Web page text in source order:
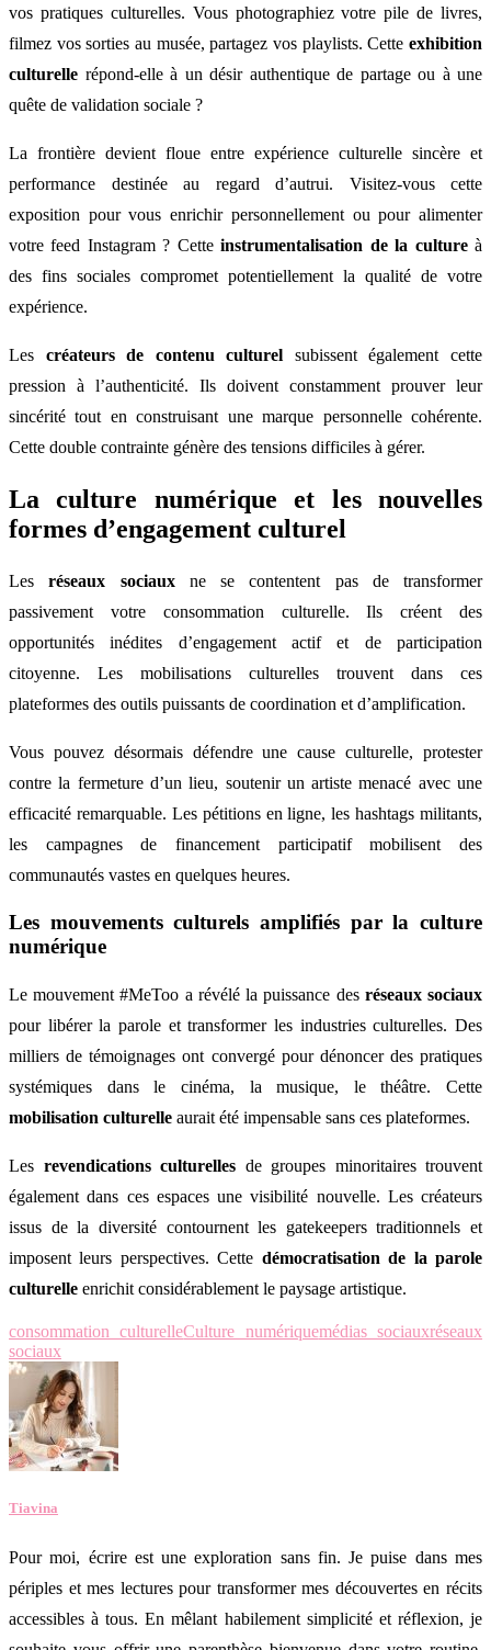
vos pratiques culturelles. Vous photographiez votre pile de livres,
filmez vos sorties au musée, partagez vos playlists. Cette exhibition
culturelle répond-elle à un désir authentique de partage ou à une
quête de validation sociale ?
La frontière devient floue entre expérience culturelle sincère et
performance destinée au regard d’autrui. Visitez-vous cette
exposition pour vous enrichir personnellement ou pour alimenter
votre feed Instagram ? Cetteinstrumentalisation de la cultureà
des fins sociales compromet potentiellement la qualité de votre
expérience.
Les créateurs de contenu culturel subissent également cette
pression à l’authenticité. Ils doivent constamment prouver leur
sincérité tout en construisant une marque personnelle cohérente.
Cette double contrainte génère des tensions difficiles à gérer.
La culture numérique et les nouvelles
formes d’engagement culturel
Lesréseaux sociauxne se contentent pas de transformer
passivement votre consommation culturelle. Ils créent des
opportunités inédites d’engagement actif et de participation
citoyenne. Les mobilisations culturelles trouvent dans ces
plateformes des outils puissants de coordination et d’amplification.
Vous pouvez désormais défendre une cause culturelle, protester
contre la fermeture d’un lieu, soutenir un artiste menacé avec une
efficacité remarquable. Les pétitions en ligne, les hashtags militants,
les campagnes de financement participatif mobilisent des
communautés vastes en quelques heures.
Les mouvements culturels amplifiés par la culture
numérique
Le mouvement #MeToo a révélé la puissance des réseaux sociaux
pour libérer la parole et transformer les industries culturelles. Des
milliers de témoignages ont convergé pour dénoncer des pratiques
systémiques dans le cinéma, la musique, le théâtre. Cette
mobilisation culturelle aurait été impensable sans ces plateformes.
Les revendications culturelles de groupes minoritaires trouvent
également dans ces espaces une visibilité nouvelle. Les créateurs
issus de la diversité contournent les gatekeepers traditionnels et
imposent leurs perspectives. Cette démocratisation de la parole
culturelle enrichit considérablement le paysage artistique.
consommation culturelleCulture numériquemédias sociauxréseaux
sociaux
Tiavina
Pour moi, écrire est une exploration sans fin. Je puise dans mes
périples et mes lectures pour transformer mes découvertes en récits
accessibles à tous. En mêlant habilement simplicité et réflexion, je